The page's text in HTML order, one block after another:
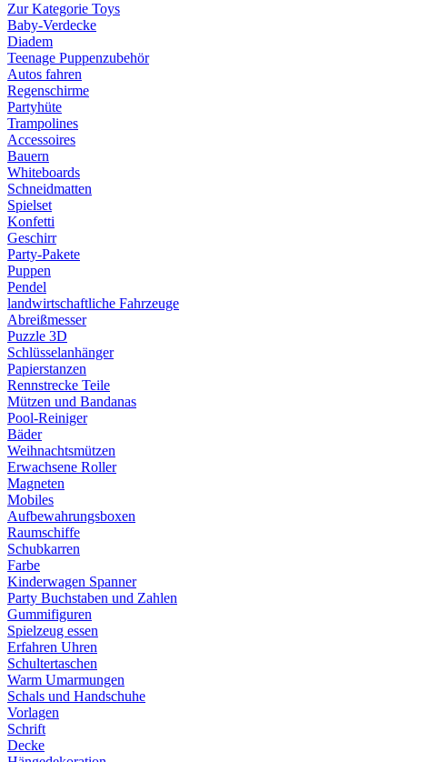
Zur Kategorie Toys
Baby-Verdecke
Diadem
Teenage Puppenzubehör
Autos fahren
Regenschirme
Partyhüte
Trampolines
Accessoires
Bauern
Whiteboards
Schneidmatten
Spielset
Konfetti
Geschirr
Party-Pakete
Puppen
Pendel
landwirtschaftliche Fahrzeuge
Abreißmesser
Puzzle 3D
Schlüsselanhänger
Papierstanzen
Rennstrecke Teile
Mützen und Bandanas
Pool-Reiniger
Bäder
Weihnachtsmützen
Erwachsene Roller
Magneten
Mobiles
Aufbewahrungsboxen
Raumschiffe
Schubkarren
Farbe
Kinderwagen Spanner
Party Buchstaben und Zahlen
Gummifiguren
Spielzeug essen
Erfahren Uhren
Schultertaschen
Warm Umarmungen
Schals und Handschuhe
Vorlagen
Schrift
Decke